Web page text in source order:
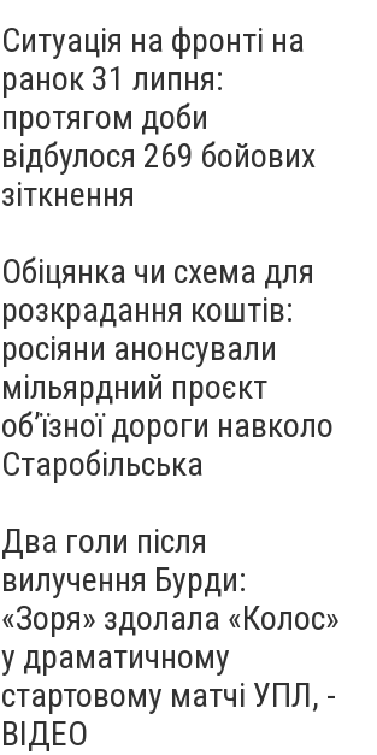
Ситуація на фронті на
ранок 31 липня:
протягом доби
відбулося 269 бойових
зіткнення
Обіцянка чи схема для
розкрадання коштів:
росіяни анонсували
мільярдний проєкт
об’їзної дороги навколо
Старобільська
Два голи після
вилучення Бурди:
«Зоря» здолала «Колос»
у драматичному
стартовому матчі УПЛ, -
ВІДЕО